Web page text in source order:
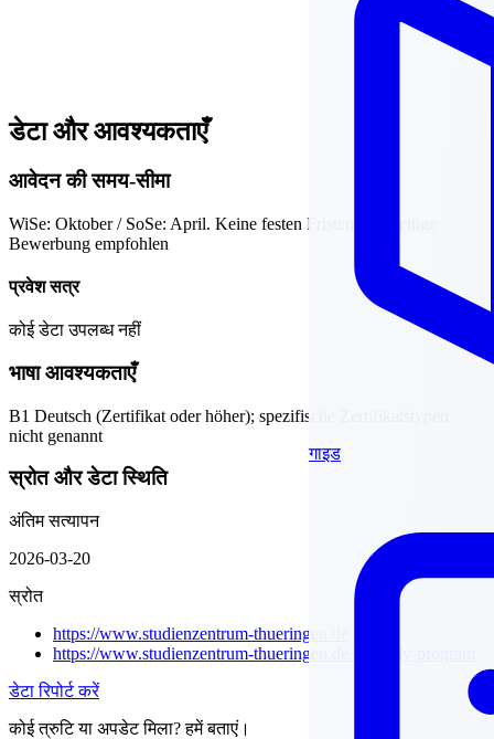
गाइड
डेटा और आवश्यकताएँ
आवेदन की समय-सीमा
WiSe: Oktober / SoSe: April. Keine festen Fristen; frühzeitige
Bewerbung empfohlen
प्रवेश सत्र
कोई डेटा उपलब्ध नहीं
भाषा आवश्यकताएँ
B1 Deutsch (Zertifikat oder höher); spezifische Zertifikatstypen
nicht genannt
स्रोत और डेटा स्थिति
अंतिम सत्यापन
2026-03-20
स्रोत
https://www.studienzentrum-thueringen.de
https://www.studienzentrum-thueringen.de/en/study-program
डेटा रिपोर्ट करें
कोई त्रुटि या अपडेट मिला? हमें बताएं।